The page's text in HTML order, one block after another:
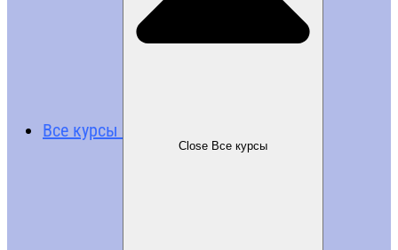
Все курсы
Close Все курсы